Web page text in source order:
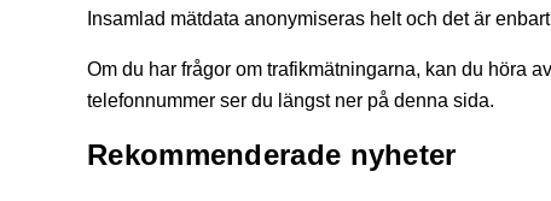
Insamlad mätdata anonymiseras helt och det är
Om du har frågor om trafikmätningarna, kan du höra
telefonnummer ser du längst ner på denna sida.
Rekommenderade nyheter